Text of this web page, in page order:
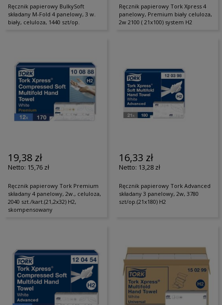
Ręcznik papierowy BulkySoft
składany M-Fold 4 panelowy, 3 w.
biały, celuloza, 1440 szt/op.
Ręcznik papierowy Tork Xpress 4
panelowy, Premium biały celuloza,
2w 2100 ( 21x100) system H2
19,38 zł
15,76 zł
Ręcznik papierowy Tork Premium
składany 4 panelowy, 2w., celuloza,
2040 szt./kart.(21,2x32) H2,
skompensowany
16,33 zł
13,28 zł
Ręcznik papierowy Tork Advanced
składany 3 panelowy, 2w, 3780
szt/op.(21x180) H2